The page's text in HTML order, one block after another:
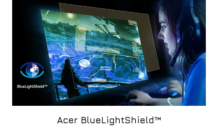
Acer BlueLightShield™